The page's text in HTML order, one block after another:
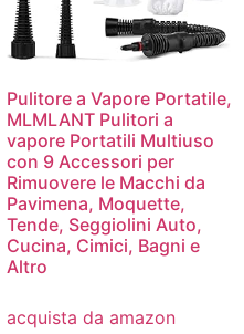
Pulitore a Vapore Portatile,
MLMLANT Pulitori a
vapore Portatili Multiuso
con 9 Accessori per
Rimuovere le Macchi da
Pavimena, Moquette,
Tende, Seggiolini Auto,
Cucina, Cimici, Bagni e
Altro
acquista da amazon